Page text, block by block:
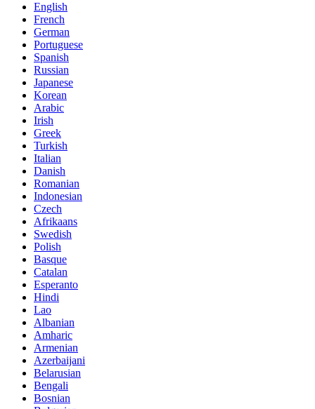
English
French
German
Portuguese
Spanish
Russian
Japanese
Korean
Arabic
Irish
Greek
Turkish
Italian
Danish
Romanian
Indonesian
Czech
Afrikaans
Swedish
Polish
Basque
Catalan
Esperanto
Hindi
Lao
Albanian
Amharic
Armenian
Azerbaijani
Belarusian
Bengali
Bosnian